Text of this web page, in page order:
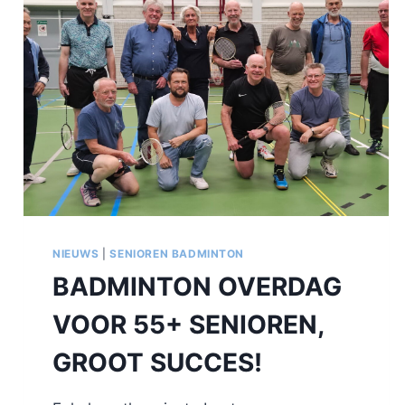
NIEUWS |SENIOREN BADMINTON
BADMINTON OVERDAG
VOOR 55+ SENIOREN,
GROOT SUCCES!